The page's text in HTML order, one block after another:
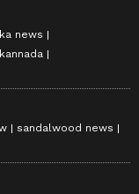
news
sandalwood news